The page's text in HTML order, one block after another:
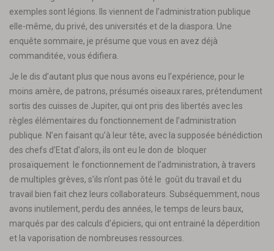
exemples sont légions. Ils viennent de l’administration publique
elle-même, du privé, des universités et de la diaspora. Une
enquête sommaire, je présume que vous en avez déjà
commanditée, vous édifiera.
Je le dis d’autant plus que nous avons eu l’expérience, pour le
moins amère, de patrons, présumés oiseaux rares, prétendument
sortis des cuisses de Jupiter, qui ont pris des libertés avec les
règles élémentaires du fonctionnement de l’administration
publique. N’en faisant qu’à leur tête, avec la supposée bénédiction
des chefs d’Etat d’alors, ils ont eu le don de bloquer
prosaïquement le fonctionnement de l’administration, à travers
de multiples grèves, s’ils n’ont pas ôté le goût du travail et du
travail bien fait chez leurs collaborateurs. Subséquemment, nous
avons inutilement, perdu des années, le temps de leurs baux,
marqués par des calculs d’épiciers, qui ont entrainé la déperdition
et la vaporisation de nombreuses ressources.